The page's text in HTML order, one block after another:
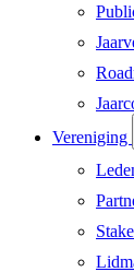
Vereniging